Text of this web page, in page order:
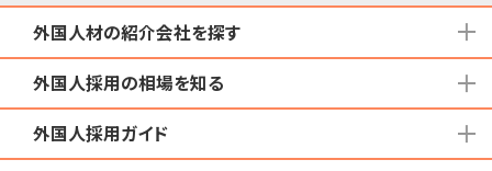
外国人材の紹介会社を探す
地域から検索する
国籍から検索する
在留資格から検索する
外国人採用の相場を知る
育成就労外国人の受け入れ相場
外国人採用ガイド